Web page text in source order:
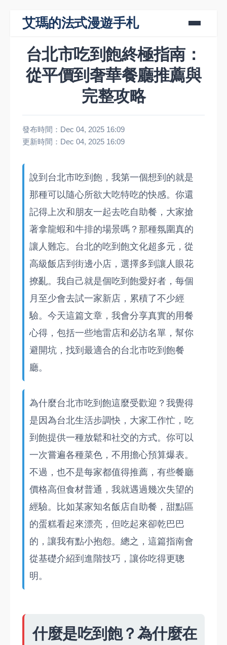
艾瑪的法式漫遊手札
台北市吃到飽終極指南：
從平價到奢華餐廳推薦與
完整攻略
發布時間：Dec 04, 2025 16:09
更新時間：Dec 04, 2025 16:09
說到台北市吃到飽，我第一個想到的就是
那種可以隨心所欲大吃特吃的快感。你還
記得上次和朋友一起去吃自助餐，大家搶
著拿龍蝦和牛排的場景嗎？那種氛圍真的
讓人難忘。台北的吃到飽文化超多元，從
高級飯店到街邊小店，選擇多到讓人眼花
撩亂。我自己就是個吃到飽愛好者，每個
月至少會去試一家新店，累積了不少經
驗。今天這篇文章，我會分享真實的用餐
心得，包括一些地雷店和必訪名單，幫你
避開坑，找到最適合的台北市吃到飽餐
廳。
為什麼台北市吃到飽這麼受歡迎？我覺得
是因為台北生活步調快，大家工作忙，吃
到飽提供一種放鬆和社交的方式。你可以
一次嘗遍各種菜色，不用擔心預算爆表。
不過，也不是每家都值得推薦，有些餐廳
價格高但食材普通，我就遇過幾次失望的
經驗。比如某家知名飯店自助餐，甜點區
的蛋糕看起來漂亮，但吃起來卻乾巴巴
的，讓我有點小抱怨。總之，這篇指南會
從基礎介紹到進階技巧，讓你吃得更聰
明。
什麼是吃到飽？為什麼在